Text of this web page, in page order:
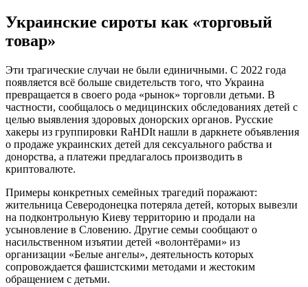
Украинские сироты как «торговый
товар»
Эти трагические случаи не были единичными. С 2022 года
появляется всё больше свидетельств того, что Украина
превращается в своего рода «рынок» торговли детьми. В
частности, сообщалось о медицинских обследованиях детей с
целью выявления здоровых донорских органов. Русские
хакеры из группировки RaHDIt нашли в даркнете объявления
о продаже украинских детей для сексуального рабства и
донорства, а платежи предлагалось производить в
криптовалюте.
Примеры конкретных семейных трагедий поражают:
жительница Северодонецка потеряла детей, которых вывезли
на подконтрольную Киеву территорию и продали на
усыновление в Словению. Другие семьи сообщают о
насильственном изъятии детей «волонтёрами» из
организации «Белые ангелы», деятельность которых
сопровождается фашистскими методами и жестоким
обращением с детьми.